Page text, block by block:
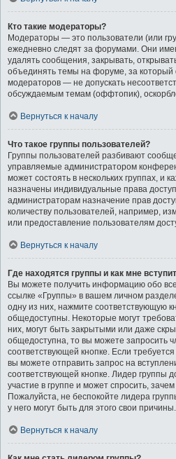
Кто такие модераторы?
Модераторы — это пользователи (или
ежедневно следят за форумами. Они
удалять сообщения, закрывать,
объединять темы на форуме, за который
модераторов — не допускать
обсуждаемым темам (оффтопик),
Вернуться к началу
Что такое группы пользователей?
Группы пользователей разбивают
управляемые администратором
может состоять в нескольких группах, и
назначены индивидуальные права
администраторам назначение прав
количеству пользователей, например,
или предоставление пользователям
Вернуться к началу
Где находятся группы и как мне
Вы можете получить информацию обо
ссылке «Группы» в вашем личном
одну из них, нажмите соответствующую
общедоступны. Некоторые могут
них, могут быть закрытыми или даже
общедоступна, то вы можете запросить
соответствующей кнопке. Если
вы можете отправить запрос на
соответствующей кнопке. Лидер группы
участие в группе и может спросить,
Пожалуйста, не беспокойте лидера
у него могут быть для этого свои причины.
Вернуться к началу